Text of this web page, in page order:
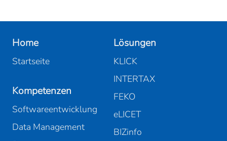
Home
Startseite
Kompetenzen
Softwareentwicklung
Data Management
Lösungen
KLICK
INTERTAX
FEKO
eLICET
BIZinfo